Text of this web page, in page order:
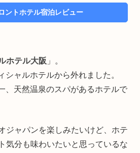
ントホテル宿泊レビュー
ホテル大阪 」。
シャルホテルから外れました。
、天然温泉のスパがあるホテルで
ジャパンを楽しみたいけど、ホテ
気分も味わいたいと思っているな